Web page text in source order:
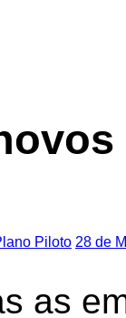
Piloto 28 de
as